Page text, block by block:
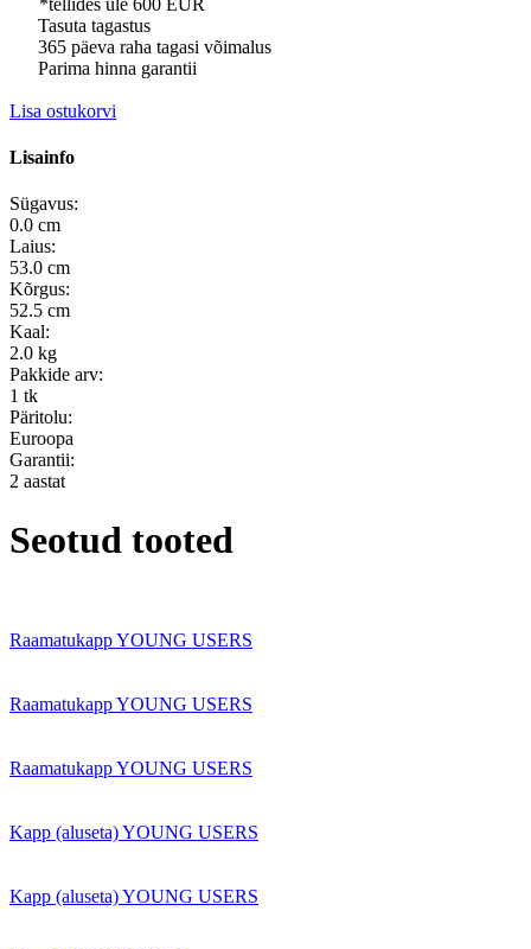
Tasuta tagastus
365 päeva raha tagasi võimalus
Parima hinna garantii
Lisa ostukorvi
Lisainfo
Sügavus:
0.0 cm
Laius:
53.0 cm
Kõrgus:
52.5 cm
Kaal:
2.0 kg
Pakkide arv:
1 tk
Päritolu:
Euroopa
Garantii:
2 aastat
Seotud tooted
Raamatukapp YOUNG USERS
Raamatukapp YOUNG USERS
Raamatukapp YOUNG USERS
Kapp (aluseta) YOUNG USERS
Kapp (aluseta) YOUNG USERS